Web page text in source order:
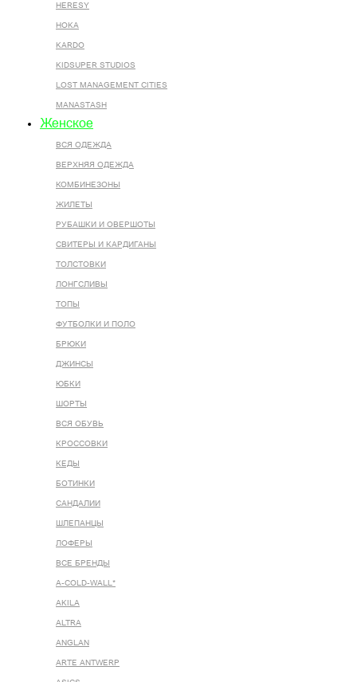
HERESY
HOKA
KARDO
KIDSUPER STUDIOS
LOST MANAGEMENT CITIES
MANASTASH
Женское
ВСЯ ОДЕЖДА
ВЕРХНЯЯ ОДЕЖДА
КОМБИНЕЗОНЫ
ЖИЛЕТЫ
РУБАШКИ И ОВЕРШОТЫ
СВИТЕРЫ И КАРДИГАНЫ
ТОЛСТОВКИ
ЛОНГСЛИВЫ
ТОПЫ
ФУТБОЛКИ И ПОЛО
БРЮКИ
ДЖИНСЫ
ЮБКИ
ШОРТЫ
ВСЯ ОБУВЬ
КРОССОВКИ
КЕДЫ
БОТИНКИ
САНДАЛИИ
ШЛЕПАНЦЫ
ЛОФЕРЫ
ВСЕ БРЕНДЫ
A-COLD-WALL*
AKILA
ALTRA
ANGLAN
ARTE ANTWERP